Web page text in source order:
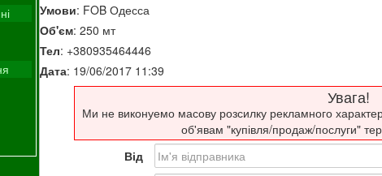
Умови: FOB Одесса
Об'єм: 250 мт
Тел: +380935464446
Дата: 19/06/2017 11:39
Увага!
Ми не виконуемо масову розсилку рекламного
об'явам "купівля/продаж/послуги"
Від